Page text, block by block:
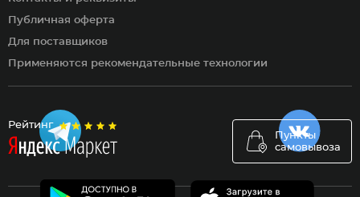
Рейтинг
Пункты
самовывоза
Публичная оферта
Для поставщиков
Применяются рекомендательные технологии